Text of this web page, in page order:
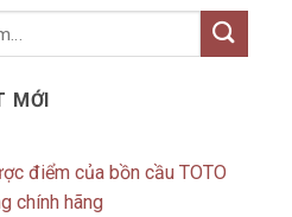
MỚI
điểm của bồn cầu TOTO
chính hãng